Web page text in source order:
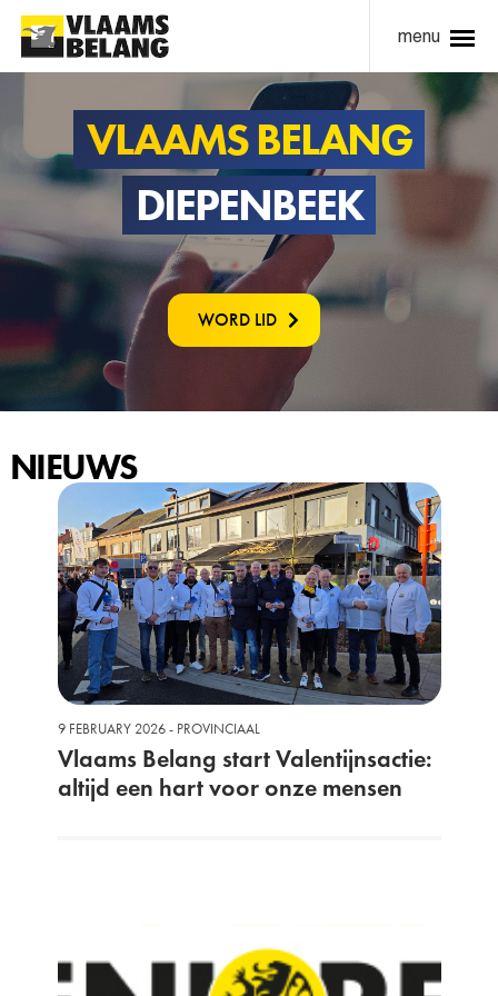
menu
VLAAMS BELANG
DIEPENBEEK
WORD LID
NIEUWS
9 FEBRUARY 2026 - PROVINCIAAL
Vlaams Belang start Valentijnsactie:
altijd een hart voor onze mensen